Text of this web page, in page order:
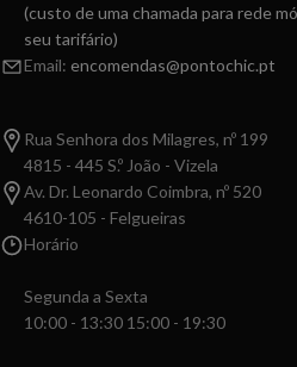
(custo de uma chamada para rede
seu tarifário)
Email: encomendas@pontochic.pt
Rua Senhora dos Milagres, nº 199
4815 - 445 S.º João - Vizela
Av. Dr. Leonardo Coimbra, nº 520
4610-105 - Felgueiras
Horário
Segunda a Sexta
10:00 - 13:30 15:00 - 19:30